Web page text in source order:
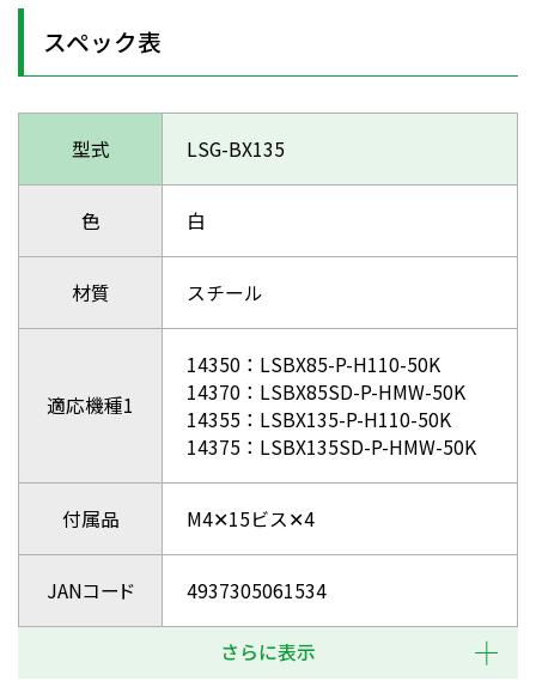
スペック表
型式 LSG-BX135
色 白
材質 スチール
適応機種1
14350：LSBX85-P-H110-50K
14370：LSBX85SD-P-HMW-50K
14355：LSBX135-P-H110-50K
14375：LSBX135SD-P-HMW-50K
付属品 M4✕15ビス✕4
JANコード 4937305061534
さらに表示